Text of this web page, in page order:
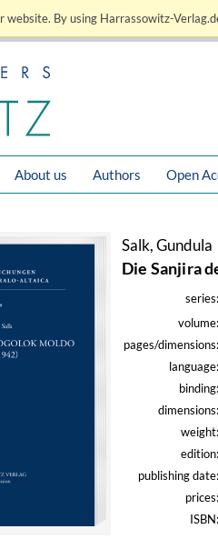
By using Harrassowitz-
About us Authors Open
Salk, Gundula
Die Sanjira
series:
volume:
pages/dimensions:
language:
binding:
dimensions:
weight:
edition:
publishing date:
prices:
ISBN: